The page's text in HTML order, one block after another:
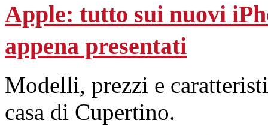
Apple: tutto sui nuovi
appena presentati
Modelli, prezzi e
casa di Cupertino.